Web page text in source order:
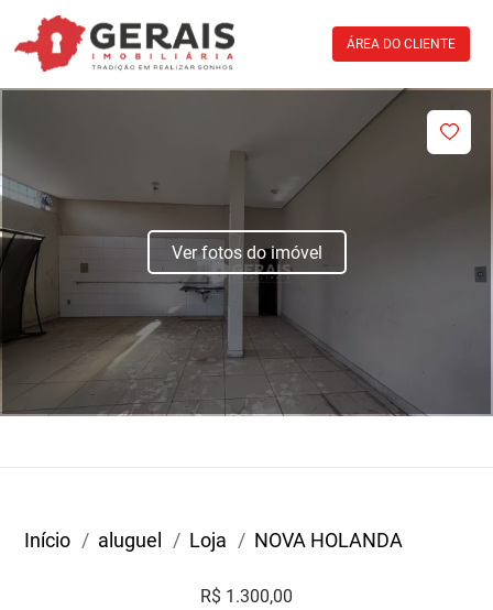
ÁREA DO CLIENTE
Ver fotos do imóvel
Início aluguel Loja NOVA HOLANDA
R$ 1.300,00